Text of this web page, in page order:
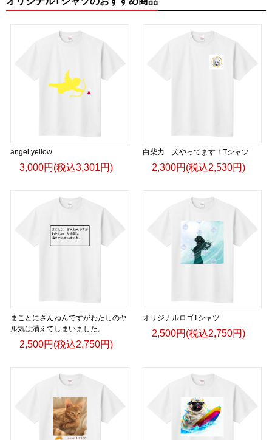
angel yellow
3,000円(税込3,301円)
白柴力 犬やってます！Tシャツ
2,300円(税込2,530円)
まことにざんねんですがわたしのヤ
ル気は消えてしまいました。
2,500円(税込2,750円)
オリジナルロゴTシャツ
2,500円(税込2,750円)